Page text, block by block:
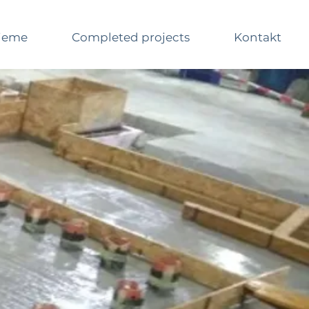
Completed projects Kontakt